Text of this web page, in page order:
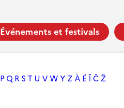
Événements et festivals
PQ R ST U VW YZ À É ÎČŽ